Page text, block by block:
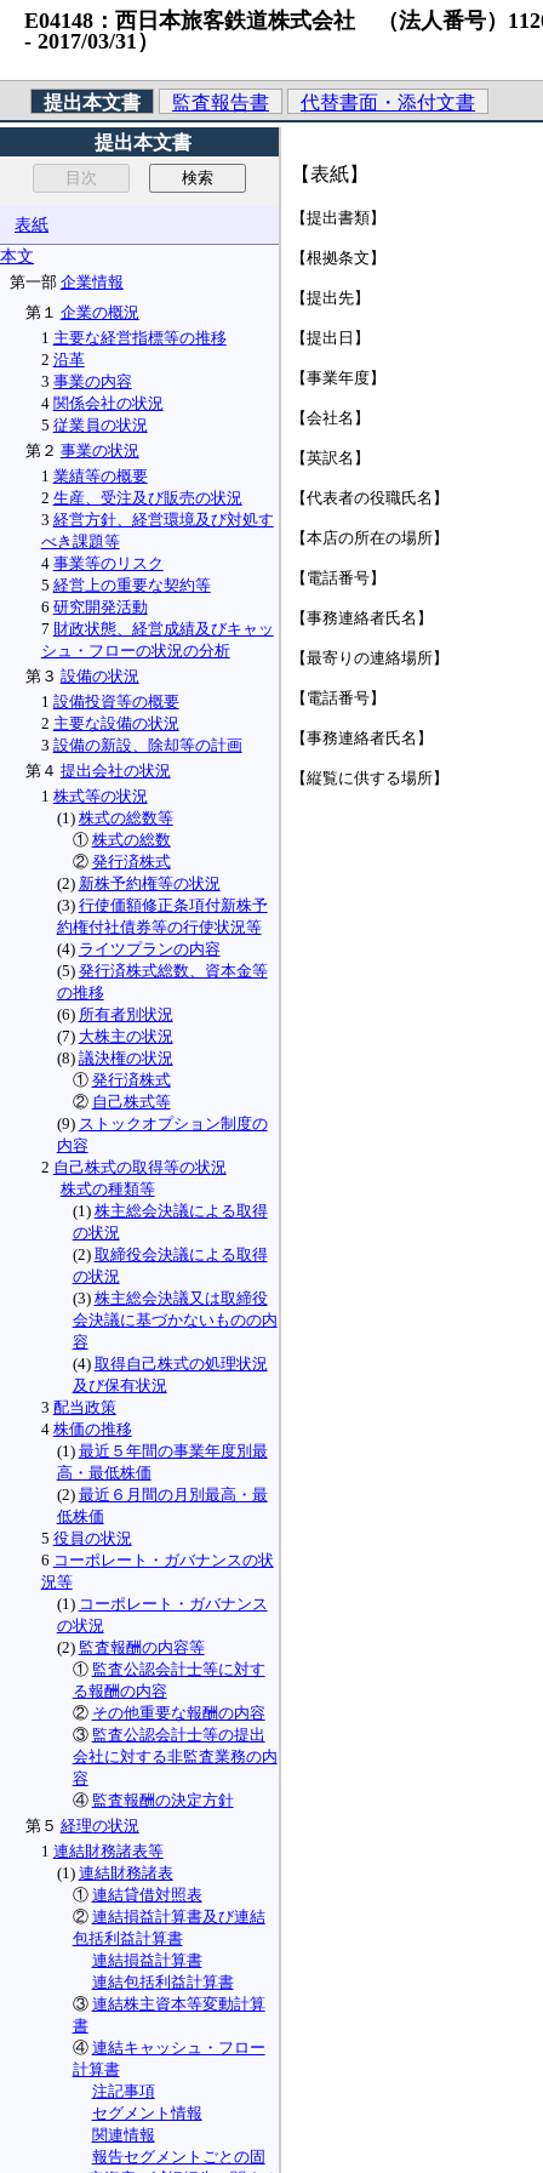
E04148：西日本旅客鉄道株式会社 （法人番号）
‐ 2017/03/31）
提出本文書 監査報告書
代替書面・添付文書
提出本文書